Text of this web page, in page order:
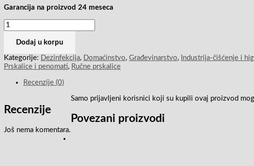
Garancija na proizvod 24 meseca
Dodaj u korpu
Kategorije: Dezinfekcija, Domaćinstvo, Građevinarstvo, Industrija-čišćenje i
Prskalice i penomati, Ručne prskalice
Recenzije (0)
Recenzije
Još nema komentara.
Samo prijavljeni korisnici koji su kupili ovaj proizvod
Povezani proizvodi